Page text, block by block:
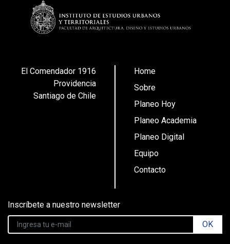
El Comendador 1916
Providencia
Santiago de Chile
Home
Sobre
Planeo Hoy
Planeo Academia
Planeo Digital
Equipo
Contacto
Inscríbete a nuestro newsletter
OK